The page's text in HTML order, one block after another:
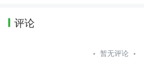
评论
暂无评论